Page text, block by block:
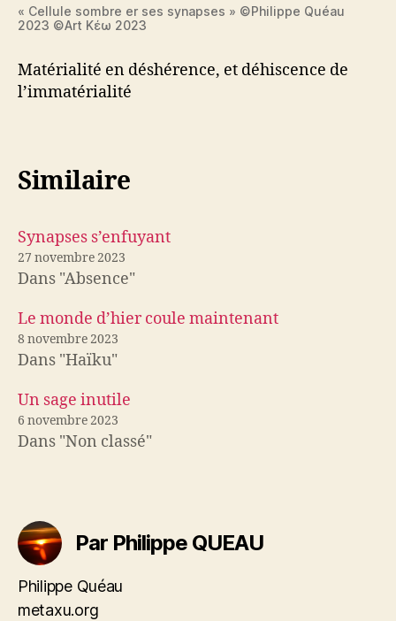
« Cellule sombre er ses synapses » ©Philippe Quéau
2023 ©Art Κέω 2023
Matérialité en déshérence, et déhiscence de
l’immatérialité
Similaire
Synapses s’enfuyant
27 novembre 2023
Dans "Absence"
Le monde d’hier coule maintenant
8 novembre 2023
Dans "Haïku"
Un sage inutile
6 novembre 2023
Dans "Non classé"
Par Philippe QUEAU
Philippe Quéau
metaxu.org